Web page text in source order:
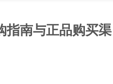
指南与正品购买渠